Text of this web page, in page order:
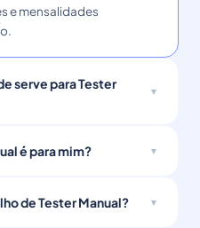
e mensalidades
serve para Tester
é para mim?
de Tester Manual?